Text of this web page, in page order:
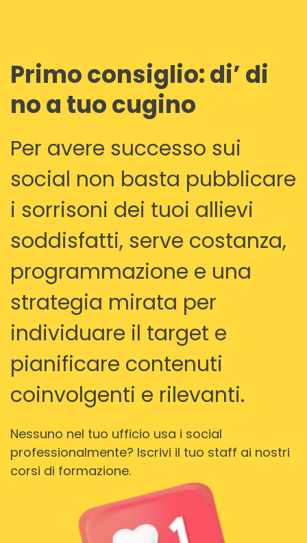
Primo consiglio: di’ di
no a tuo cugino
Per avere successo sui
social non basta pubblicare
i sorrisoni dei tuoi allievi
soddisfatti, serve costanza,
programmazione e una
strategia mirata per
individuare il target e
pianificare contenuti
coinvolgenti e rilevanti.
Nessuno nel tuo ufficio usa i social
professionalmente? Iscrivi il tuo staff ai nostri
corsi di formazione.